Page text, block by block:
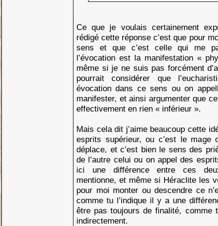
Ce que je voulais certainement
rédigé cette réponse c’est que pour
sens et que c’est celle qui me
l’évocation est la manifestation «
même si je ne suis pas forcément
pourrait considérer que
évocation dans ce sens ou on
manifester, et ainsi argumenter que
effectivement en rien « inférieur ».
Mais cela dit j’aime beaucoup cette
esprits supérieur, ou c’est le mage
déplace, et c’est bien le sens des
de l’autre celui ou on appel des
ici une différence entre ces
mentionne, et même si Héraclite les
pour moi monter ou descendre ce
comme tu l’indique il y a une
être pas toujours de finalité, comme
indirectement.